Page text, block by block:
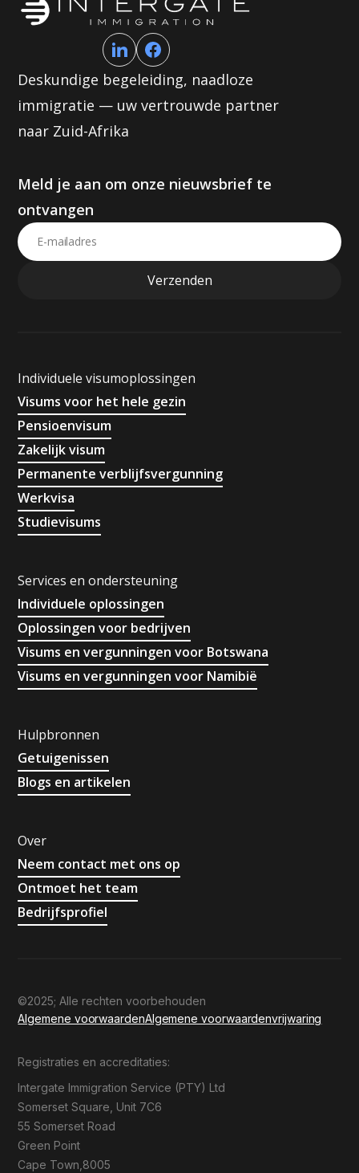
Deskundige begeleiding, naadloze
immigratie — uw vertrouwde partner
naar Zuid-Afrika
Meld je aan om onze nieuwsbrief te
ontvangen
Individuele visumoplossingen
Visums voor het hele gezin
Pensioenvisum
Zakelijk visum
Permanente verblijfsvergunning
Werkvisa
Studievisums
Services en ondersteuning
Individuele oplossingen
Oplossingen voor bedrijven
Visums en vergunningen voor Botswana
Visums en vergunningen voor Namibië
Hulpbronnen
Getuigenissen
Blogs en artikelen
Over
Neem contact met ons op
Ontmoet het team
Bedrijfsprofiel
©2025; Alle rechten voorbehouden
Algemene voorwaardenAlgemene voorwaardenvrijwaring
Registraties en accreditaties:
Intergate Immigration Service (PTY) Ltd
Somerset Square, Unit 7C6
55 Somerset Road
Green Point
Cape Town,8005